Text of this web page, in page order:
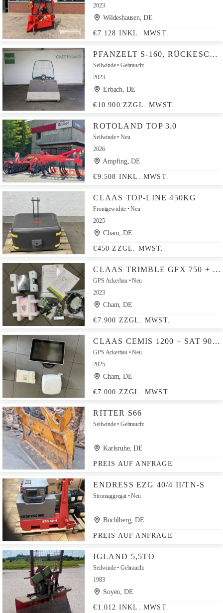
2023
Wildeshausen, DE
€7.128 INKL. MWST.
PFANZELT S-160, RÜCKESCHILD 2
Seilwinde
Gebraucht
2023
Erbach, DE
€10.900 ZZGL. MWST.
ROTOLAND TOP 3.0
Seilwinde
Neu
2026
Ampfing, DE
€9.508 INKL. MWST.
CLAAS TOP-LINE 450KG
Frontgewichte
Neu
2025
Cham, DE
€450 ZZGL. MWST.
CLAAS TRIMBLE GFX 750 + NAV 900 RTK
GPS Ackerbau
Neu
2023
Cham, DE
€7.900 ZZGL. MWST.
CLAAS CEMIS 1200 + SAT 900 RTK
GPS Ackerbau
Neu
2025
Cham, DE
€7.000 ZZGL. MWST.
RITTER S66
Seilwinde Gebraucht
Karlsruhe, DE
PREIS AUF ANFRAGE
ENDRESS EZG 40/4 II/TN-S
Stromaggregat Neu
Büchlberg, DE
PREIS AUF ANFRAGE
IGLAND 5,5TO
Seilwinde
Gebraucht
1983
Soyen, DE
€1.012 INKL. MWST.